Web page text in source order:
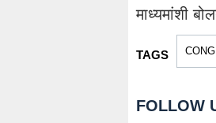
माध्यमांशी
TAGS
FOLLOW